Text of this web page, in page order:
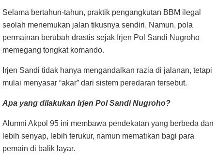
Selama bertahun-tahun, praktik pengangkutan BBM ilegal
seolah menemukan jalan tikusnya sendiri. Namun, pola
permainan berubah drastis sejak Irjen Pol Sandi Nugroho
memegang tongkat komando.
Irjen Sandi tidak hanya mengandalkan razia di jalanan, tetapi
mulai menyasar “akar” dari sistem peredaran tersebut.
Apa yang dilakukan Irjen Pol Sandi Nugroho?
Alumni Akpol 95 ini membawa pendekatan yang berbeda dan
lebih senyap, lebih terukur, namun mematikan bagi para
pemain di balik layar.